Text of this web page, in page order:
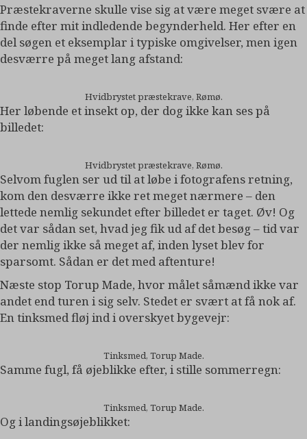
Præstekraverne skulle vise sig at være meget svære at
finde efter mit indledende begynderheld. Her efter en
del søgen et eksemplar i typiske omgivelser, men igen
desværre på meget lang afstand:
Hvidbrystet præstekrave, Rømø.
Her løbende et insekt op, der dog ikke kan ses på
billedet:
Hvidbrystet præstekrave, Rømø.
Selvom fuglen ser ud til at løbe i fotografens retning,
kom den desværre ikke ret meget nærmere – den
lettede nemlig sekundet efter billedet er taget. Øv! Og
det var sådan set, hvad jeg fik ud af det besøg – tid var
der nemlig ikke så meget af, inden lyset blev for
sparsomt. Sådan er det med aftenture!
Næste stop Torup Made, hvor målet såmænd ikke var
andet end turen i sig selv. Stedet er svært at få nok af.
En tinksmed fløj ind i overskyet bygevejr:
Tinksmed, Torup Made.
Samme fugl, få øjeblikke efter, i stille sommerregn:
Tinksmed, Torup Made.
Og i landingsøjeblikket: